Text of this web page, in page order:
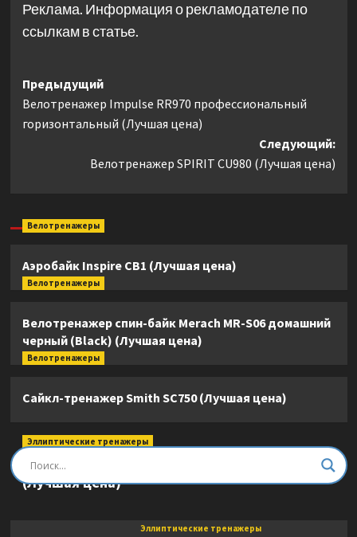
Реклама. Информация о рекламодателе по
ссылкам в статье.
Навигация
записи
Предыдущий
Велотренажер Impulse RR970 профессиональный
горизонтальный (Лучшая цена)
Следующий:
Велотренажер SPIRIT CU980 (Лучшая цена)
Велотренажеры
Аэробайк Inspire CB1 (Лучшая цена)
Велотренажеры
Велотренажер спин-байк Merach MR-S06 домашний
черный (Black) (Лучшая цена)
Велотренажеры
Сайкл-тренажер Smith SC750 (Лучшая цена)
Эллиптические тренажеры
Эллиптический тренажер DFC E8745T
(Лучшая цена)
Эллиптические тренажеры